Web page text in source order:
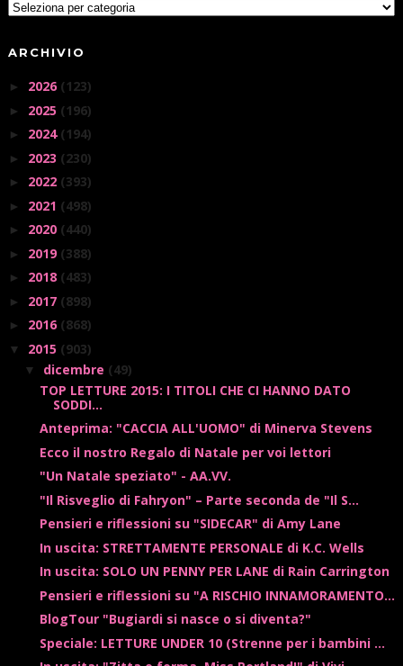
ARCHIVIO
► 2026 (123)
► 2025 (196)
► 2024 (194)
► 2023 (230)
► 2022 (393)
► 2021 (498)
► 2020 (440)
► 2019 (388)
► 2018 (483)
► 2017 (898)
► 2016 (868)
▼ 2015 (903)
▼ dicembre (49)
TOP LETTURE 2015: I TITOLI CHE CI HANNO DATO
SODDI...
Anteprima: "CACCIA ALL'UOMO" di Minerva Stevens
Ecco il nostro Regalo di Natale per voi lettori
"Un Natale speziato" - AA.VV.
"Il Risveglio di Fahryon" – Parte seconda de "Il S...
Pensieri e riflessioni su "SIDECAR" di Amy Lane
In uscita: STRETTAMENTE PERSONALE di K.C. Wells
In uscita: SOLO UN PENNY PER LANE di Rain Carrington
Pensieri e riflessioni su "A RISCHIO INNAMORAMENTO...
BlogTour "Bugiardi si nasce o si diventa?"
Speciale: LETTURE UNDER 10 (Strenne per i bambini ...